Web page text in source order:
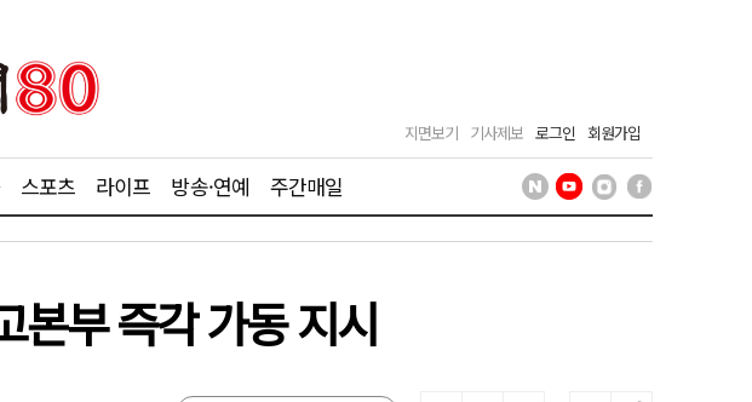
지면보기 기사제보 로그인 회원가입
스포츠 라이프 방송·연예 주간매일
본부 즉각 가동 지시